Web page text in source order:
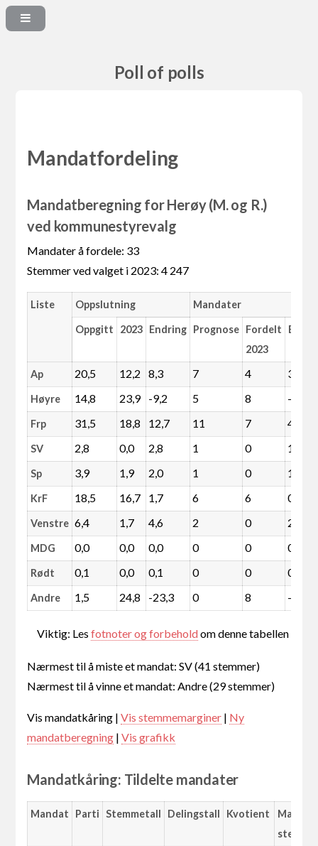
Poll of polls
Mandatfordeling
Mandatberegning for Herøy (M. og R.)
ved kommunestyrevalg
Mandater å fordele: 33
Stemmer ved valget i 2023: 4 247
Liste Oppslutning Mandater
Oppgitt 2023 Endring Prognose Fordelt
2023
Ap 20,5 12,2 8,3 7 4 3
Høyre 14,8 23,9 -9,2 5 8 -3
Frp 31,5 18,8 12,7 11 7 4
SV 2,8 0,0 2,8 1 0 1
Sp 3,9 1,9 2,0 1 0 1
KrF 18,5 16,7 1,7 6 6 0
Venstre 6,4 1,7 4,6 2 0 2
MDG 0,0 0,0 0,0 0 0 0
Rødt 0,1 0,0 0,1 0 0 0
Andre 1,5 24,8 -23,3 0 8 -8
Viktig: Lesfotnoter og forbeholdom denne tabellen
Nærmest til å miste et mandat: SV (41 stemmer)
Nærmest til å vinne et mandat: Andre (29 stemmer)
Vis mandatkåring |Vis stemmemarginer | Ny
mandatberegning |Vis grafikk
Mandatkåring: Tildelte mandater
Mandat Parti Stemmetall Delingstall Kvotient
Margin